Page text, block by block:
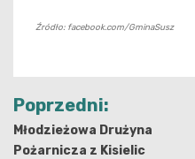
Źródło: facebook.com/GminaSusz
Nawigacja
wpisu
Poprzedni:
Młodzieżowa Drużyna
Pożarnicza z Kisielic